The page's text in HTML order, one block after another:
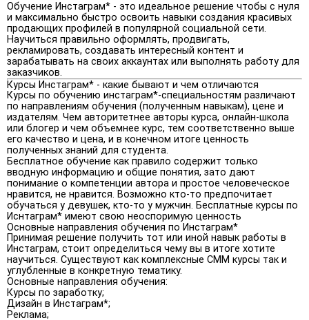
Обучение Инстаграм* - это идеальное решение чтобы с нуля
и максимально быстро освоить навыки создания красивых
продающих профилей в популярной социальной сети.
Научиться правильно оформлять, продвигать,
рекламировать, создавать интересный контент и
зарабатывать на своих аккаунтах или выполнять работу для
заказчиков.
Курсы Инстаграм* - какие бывают и чем отличаются
Курсы по обучению инстаграм*-специальностям различают
по направлениям обучения (полученным навыкам), цене и
издателям. Чем авторитетнее авторы курса, онлайн-школа
или блогер и чем объемнее курс, тем соответственно выше
его качество и цена, и в конечном итоге ценность
полученных знаний для студента.
Бесплатное обучение как правило содержит только
вводную информацию и общие понятия, зато дают
понимание о компетенции автора и простое человеческое
нравится, не нравится. Возможно кто-то предпочитает
обучаться у девушек, кто-то у мужчин. Бесплатные курсы по
Иснтаграм* имеют свою неоспоримую ценность
Основные направления обучения по Инстаграм*
Принимая решение получить тот или иной навык работы в
Инстаграм, стоит определиться чему вы в итоге хотите
научиться. Существуют как комплексные СММ курсы так и
углубленные в конкретную тематику.
Основные направления обучения:
Курсы по заработку;
Дизайн в Инстаграм*;
Реклама;